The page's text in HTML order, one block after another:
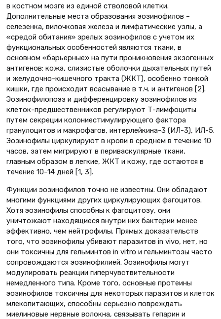
в костном мозге из единой стволовой клетки.
Дополнительные места образования эозинофилов –
селезенка, вилочковая железа и лимфатические узлы, а
«средой обитания» зрелых эозинофилов с учетом их
функциональных особенностей являются ткани, в
основном «барьерные» на пути проникновения экзогенных
антигенов: кожа, слизистые оболочки дыхательных путей
и желудочно-кишечного тракта (ЖКТ), особенно тонкой
кишки, где происходит всасывание в т.ч. и антигенов [2].
Эозинофилопоэз и дифференцировку эозинофилов из
клеток-предшественников регулируют Т-лимфоциты
путем секреции колониестимулирующего фактора
гранулоцитов и макрофагов, интерлейкина-3 (ИЛ-3), ИЛ-5.
Эозинофилы циркулируют в крови в среднем в течение 10
часов, затем мигрируют в периваскулярные ткани,
главным образом в легкие, ЖКТ и кожу, где остаются в
течение 10–14 дней [1, 3].
Функции эозинофилов точно не известны. Они обладают
многими функциями других циркулирующих фагоцитов.
Хотя эозинофилы способны к фагоцитозу, они
уничтожают находящиеся внутри них бактерии менее
эффективно, чем нейтрофилы. Прямых доказательств
того, что эозинофилы убивают паразитов in vivo, нет, но
они токсичны для гельминтов in vitro и гельминтозы часто
сопровождаются эозинофилией. Эозинофилы могут
модулировать реакции гиперчувствительности
немедленного типа. Кроме того, основные протеины
эозинофилов токсичны для некоторых паразитов и клеток
млекопитающих, способны серьезно повреждать
миелиновые нервные волокна, связывать гепарин и